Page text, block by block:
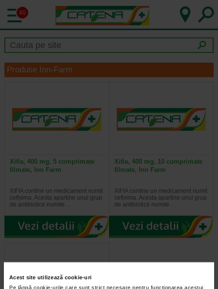
Acest site utilizează cookie-uri
Pe lângă cookie-urile care sunt strict necesare pentru funcționarea acestui
40
Produse Inn-Farm
Xifia, 400 mg, 5 comprimate
filmate, Inn Farm
XIFIA contine un medicament numit
cefixima. Acesta apartine unui grup
de antibiotice numite…
Xifia, 400 mg, 10 comprimate
filmate, Inn Farm
XIFIA contine un medicament numit
cefixima. Acesta apartine unui grup
de antibiotice numite…